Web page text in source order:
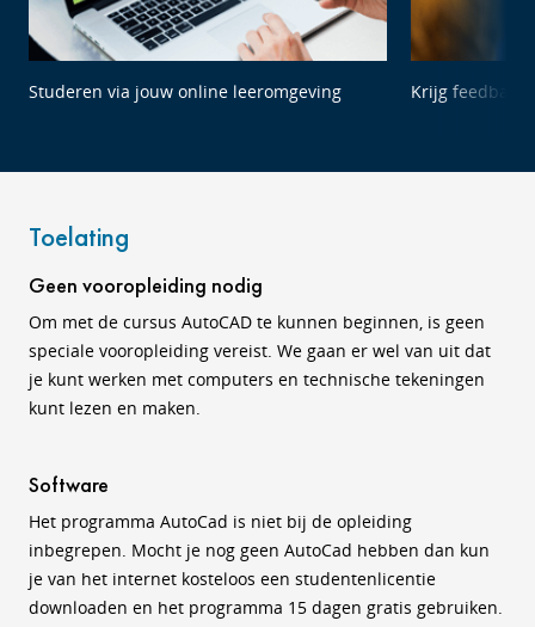
Studeren via jouw online leeromgeving Krijg feedback
Toelating
Geen vooropleiding nodig
Om met de cursus AutoCAD te kunnen beginnen, is geen
speciale vooropleiding vereist. We gaan er wel van uit dat
je kunt werken met computers en technische tekeningen
kunt lezen en maken.
Software
Het programma AutoCad is niet bij de opleiding
inbegrepen. Mocht je nog geen AutoCad hebben dan kun
je van het internet kosteloos een studentenlicentie
downloaden en het programma 15 dagen gratis gebruiken.